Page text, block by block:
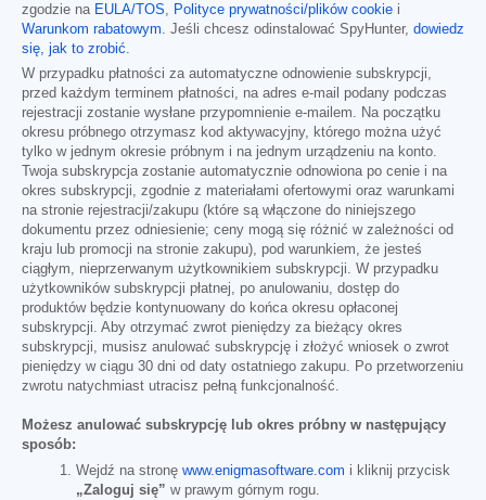
zgodzie na EULA/TOS, Polityce prywatności/plików cookie i
Warunkom rabatowym. Jeśli chcesz odinstalować SpyHunter, dowiedz
się, jak to zrobić.
W przypadku płatności za automatyczne odnowienie subskrypcji,
przed każdym terminem płatności, na adres e-mail podany podczas
rejestracji zostanie wysłane przypomnienie e-mailem. Na początku
okresu próbnego otrzymasz kod aktywacyjny, którego można użyć
tylko w jednym okresie próbnym i na jednym urządzeniu na konto.
Twoja subskrypcja zostanie automatycznie odnowiona po cenie i na
okres subskrypcji, zgodnie z materiałami ofertowymi oraz warunkami
na stronie rejestracji/zakupu (które są włączone do niniejszego
dokumentu przez odniesienie; ceny mogą się różnić w zależności od
kraju lub promocji na stronie zakupu), pod warunkiem, że jesteś
ciągłym, nieprzerwanym użytkownikiem subskrypcji. W przypadku
użytkowników subskrypcji płatnej, po anulowaniu, dostęp do
produktów będzie kontynuowany do końca okresu opłaconej
subskrypcji. Aby otrzymać zwrot pieniędzy za bieżący okres
subskrypcji, musisz anulować subskrypcję i złożyć wniosek o zwrot
pieniędzy w ciągu 30 dni od daty ostatniego zakupu. Po przetworzeniu
zwrotu natychmiast utracisz pełną funkcjonalność.
Możesz anulować subskrypcję lub okres próbny w następujący
sposób:
Wejdź na stronę www.enigmasoftware.com i kliknij przycisk
„Zaloguj się” w prawym górnym rogu.